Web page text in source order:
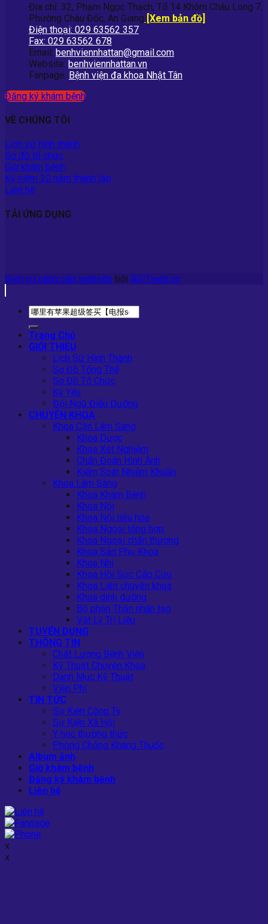
Địa chỉ: 32, Phạm Ngọc Thạch, Tổ 14 Khóm Châu Long 7,
Phường Châu Đốc, An Giang [Xem bản đồ]
Điện thoại: 029 63562 357
Fax: 029 63562 678
Email: benhviennhattan@gmail.com
Website: benhviennhattan.vn
Fanpage: Bệnh viện đa khoa Nhật Tân
Đăng ký khám bệnh
VỀ CHÚNG TÔI
Lịch sử hình thành
Sơ đồ tổ chức
Giờ khám bệnh
Kỷ niệm 20 năm thành lập
Liên hệ
TẢI ỨNG DỤNG
Dịch vụ nâng cấp website bởi BICTweb.vn
Trang Chủ
GIỚI THIỆU
Lịch Sử Hình Thành
Sơ Đồ Tổng Thể
Sơ Đồ Tổ Chức
Kỷ Yếu
Đội Ngũ Điều Dưỡng
CHUYÊN KHOA
Khoa Cận Lâm Sàng
Khoa Dược
Khoa Xét Nghiệm
Chẩn Đoán Hình Ảnh
Kiểm Soát Nhiễm Khuẩn
Khoa Lâm Sàng
Khoa Khám Bệnh
Khoa Nội
Khoa Nội tiêu hóa
Khoa Ngoại tổng hợp
Khoa Ngoại chấn thương
Khoa Sản Phụ Khoa
Khoa Nhi
Khoa Hồi Sức Cấp Cứu
Khoa Liên chuyên khoa
Khoa dinh dưỡng
Bộ phận Thận nhân tạo
Vật Lý Trị Liệu
TUYỂN DỤNG
THÔNG TIN
Chất Lượng Bệnh Viện
Kỹ Thuật Chuyên Khoa
Danh Mục Kỹ Thuật
Viện Phí
TIN TỨC
Sự Kiện Công Ty
Sự Kiện Xã Hội
Y học thường thức
Phòng Chống Kháng Thuốc
Album ảnh
Giờ khám bệnh
Đăng ký khám bệnh
Liên hệ
x
x